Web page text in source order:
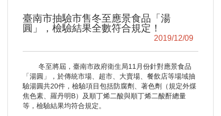
臺南市抽驗市售冬至應景食品「湯
圓」，檢驗結果全數符合規定！
2019/12/09
冬至將屆，臺南市政府衛生局11月份針對應景食品
「湯圓」，於傳統市場、超市、大賣場、餐飲店等場域抽
驗湯圓共20件，檢驗項目包括防腐劑、著色劑（規定外煤
焦色素、羅丹明B）及順丁烯二酸與順丁烯二酸酐總量
等，檢驗結果均符合規定。